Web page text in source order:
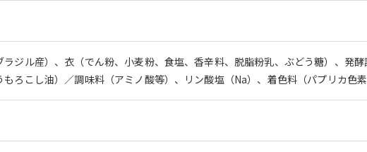
ラジル産）、衣（でん粉、小麦粉、食塩、香辛料、脱脂粉乳、ぶどう糖）、発
もろこし油）／調味料（アミノ酸等）、リン酸塩（Na）、着色料（パプリカ色素